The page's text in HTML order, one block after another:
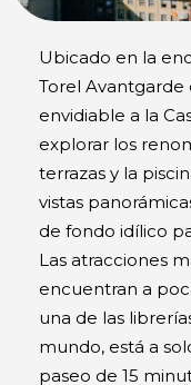
Ubicado en la
Torel
envidiable a la
explorar los
terrazas y la
vistas
de fondo idílico
Las atracciones
encuentran a
una de las
mundo, está a
paseo de 15